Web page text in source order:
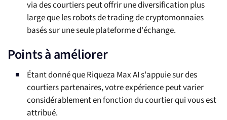
via des courtiers peut offrir une diversification plus
large que les robots de trading de cryptomonnaies
basés sur une seule plateforme d'échange.
Points à améliorer
Étant donné que Riqueza Max AI s'appuie sur des
courtiers partenaires, votre expérience peut varier
considérablement en fonction du courtier qui vous est
attribué.